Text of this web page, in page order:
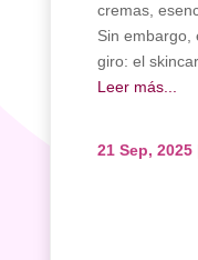
cremas,
Sin embargo,
giro: el
Leer más...
21 Sep, 2025